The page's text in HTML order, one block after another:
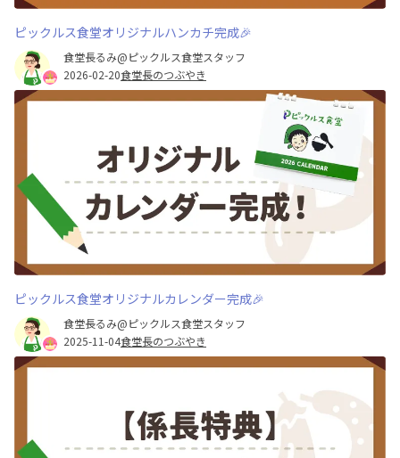
ピックルス食堂オリジナルハンカチ完成🎉
食堂長るみ@ピックルス食堂スタッフ
2026-02-20食堂長のつぶやき
ピックルス食堂オリジナルカレンダー完成🎉
食堂長るみ@ピックルス食堂スタッフ
2025-11-04食堂長のつぶやき